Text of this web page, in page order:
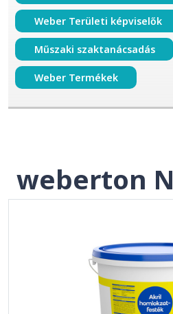
Weber Területi képviselők
Műszaki szaktanácsadás
Weber Termékek
weberton N